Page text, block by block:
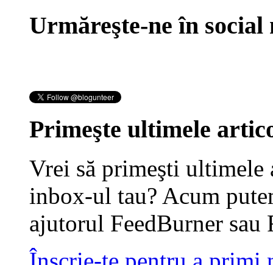
Urmăreşte-ne în social
Primeşte ultimele
Vrei să primeşti
inbox-ul tau? Acum
ajutorul FeedBurner sau